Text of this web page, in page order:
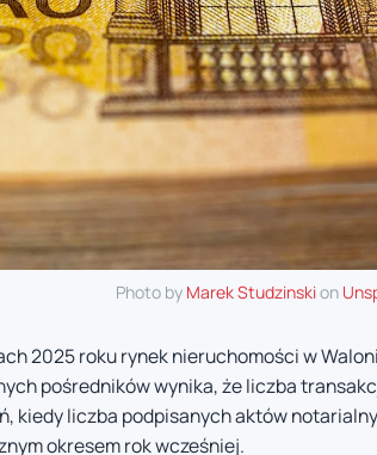
Photo by Marek Studzinskion
2025 roku rynek nieruchomości w
pośredników wynika, że liczba
kiedy liczba podpisanych aktów
okresem rok wcześniej.